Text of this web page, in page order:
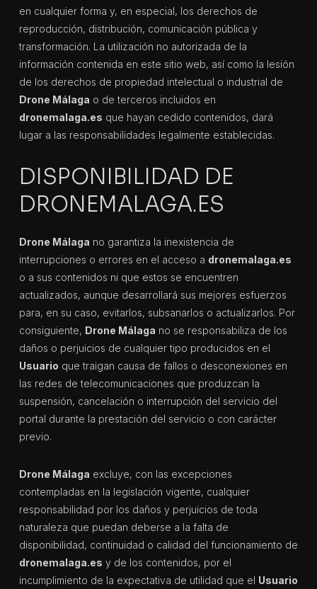
en cualquier forma y, en especial, los derechos de
reproducción, distribución, comunicación pública y
transformación. La utilización no autorizada de la
información contenida en este sitio web, así como la lesión
de los derechos de propiedad intelectual o industrial de
Drone Málaga o de terceros incluidos en
dronemalaga.es que hayan cedido contenidos, dará
lugar a las responsabilidades legalmente establecidas.
DISPONIBILIDAD DE
DRONEMALAGA.ES
Drone Málaga no garantiza la inexistencia de
interrupciones o errores en el acceso a dronemalaga.es
o a sus contenidos ni que estos se encuentren
actualizados, aunque desarrollará sus mejores esfuerzos
para, en su caso, evitarlos, subsanarlos o actualizarlos. Por
consiguiente, Drone Málaga no se responsabiliza de los
daños o perjuicios de cualquier tipo producidos en el
Usuario que traigan causa de fallos o desconexiones en
las redes de telecomunicaciones que produzcan la
suspensión, cancelación o interrupción del servicio del
portal durante la prestación del servicio o con carácter
previo.
Drone Málaga excluye, con las excepciones
contempladas en la legislación vigente, cualquier
responsabilidad por los daños y perjuicios de toda
naturaleza que puedan deberse a la falta de
disponibilidad, continuidad o calidad del funcionamiento de
dronemalaga.es y de los contenidos, por el
incumplimiento de la expectativa de utilidad que el Usuario